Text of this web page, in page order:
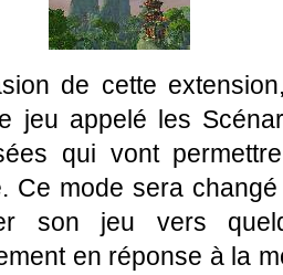
de cette
jeu appelé les
qui vont
Ce mode sera
son jeu vers
en réponse à la